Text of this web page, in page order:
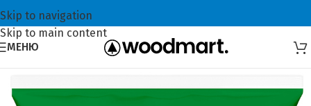
Skip to navigation
Skip to main content
МЕНЮ